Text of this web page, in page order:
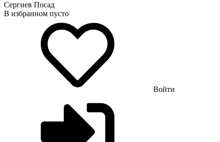
Сергиев Посад
В избранном пусто
Войти